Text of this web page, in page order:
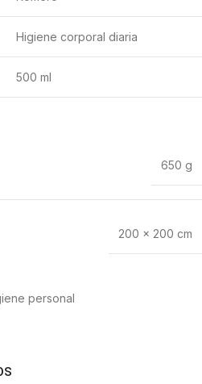
Higiene corporal diaria
500 ml
650 g
200 × 200 cm
personal